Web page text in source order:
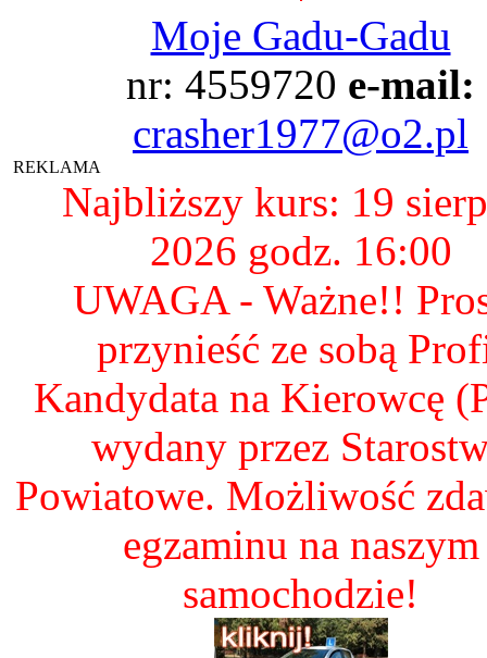
Moje Gadu-Gadu
nr: 4559720 e-mail:
crasher1977@o2.pl
REKLAMA
Najbliższy kurs: 19
2026 godz. 16:00
UWAGA - Ważne!!
przynieść ze sobą
Kandydata na Kierowcę
wydany przez
Powiatowe. Możliwość
egzaminu na naszym
samochodzie!